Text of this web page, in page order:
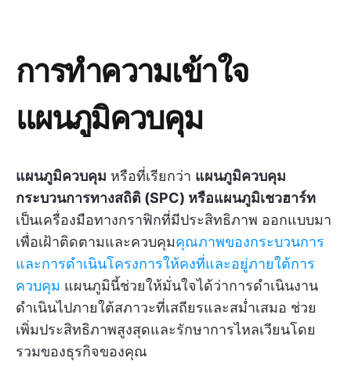
การทำความเข้าใจ
แผนภูมิควบคุม
แผนภูมิควบคุม หรือที่เรียกว่า แผนภูมิควบคุม
กระบวนการทางสถิติ (SPC) หรือแผนภูมิเชวฮาร์ท
เป็นเครื่องมือทางกราฟิกที่มีประสิทธิภาพ ออกแบบมา
เพื่อเฝ้าติดตามและควบคุมคุณภาพของกระบวนการ
และการดำเนินโครงการให้คงที่และอยู่ภายใต้การ
ควบคุม แผนภูมินี้ช่วยให้มั่นใจได้ว่าการดำเนินงาน
ดำเนินไปภายใต้สภาวะที่เสถียรและสม่ำเสมอ ช่วย
เพิ่มประสิทธิภาพสูงสุดและรักษาการไหลเวียนโดย
รวมของธุรกิจของคุณ